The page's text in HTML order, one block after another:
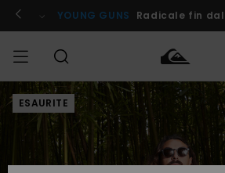
informazioni
prodotto
! YOUNG GUNS Radicale fin
UOMO Abbigliamento
Accessori
BAMBINO
Abbigliamento
Accessori
Shop
Nuovi
Surf Shop
Uomo
Snow
Shop
Uomo
Outlet
Uomo
Accedi al tuo
ordine
Spedizione
ESAURITE